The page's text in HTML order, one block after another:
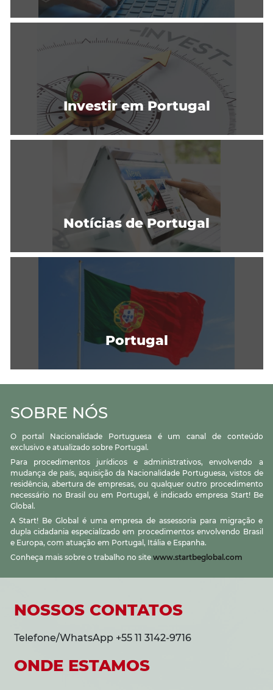
Investir em Portugal
Notícias de Portugal
Portugal
SOBRE NÓS
O portal Nacionalidade Portuguesa é um canal de conteúdo
exclusivo e atualizado sobre Portugal.
Para procedimentos jurídicos e administrativos, envolvendo a
mudança de país, aquisição da Nacionalidade Portuguesa, vistos de
residência, abertura de empresas, ou qualquer outro procedimento
necessário no Brasil ou em Portugal, é indicado empresa Start! Be
Global.
A Start! Be Global é uma empresa de assessoria para migração e
dupla cidadania especializado em procedimentos envolvendo Brasil
e Europa, com atuação em Portugal, Itália e Espanha.
Conheça mais sobre o trabalho no site www.startbeglobal.com
NOSSOS CONTATOS
Telefone/WhatsApp +55 11 3142-9716
ONDE ESTAMOS